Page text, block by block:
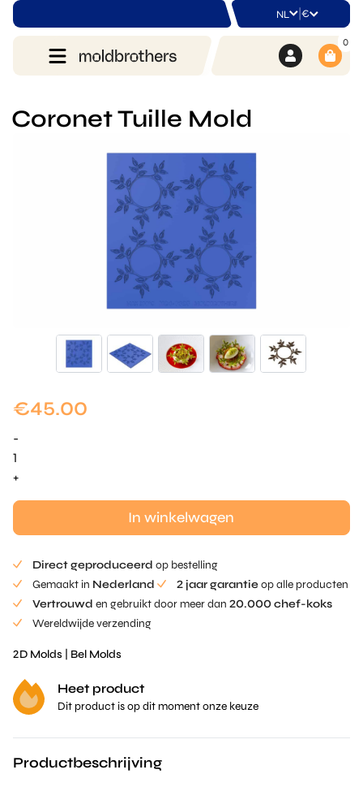
NL |€
0
Coronet Tuille Mold
€45.00
-
Coronet
tuille
+
In winkelwagen
Direct geproduceerd op bestelling
Gemaakt in Nederland 2 jaar garantieop alle producten
Vertrouwd en gebruikt door meer dan 20.000 chef-koks
Wereldwijde verzending
2D Molds Bel Molds
Heet product
Dit product is op dit moment onze keuze
Productbeschrijving